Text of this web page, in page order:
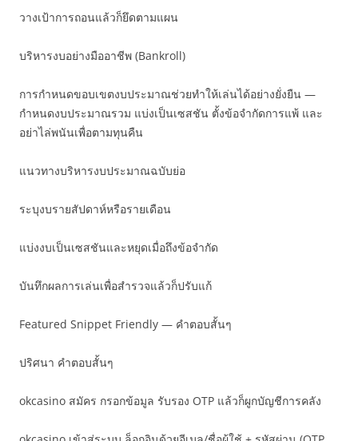
วางเป้าการถอนแล้วก็ยึดตามแผน
บริหารงบอย่างมืออาชีพ (Bankroll)
การกำหนดขอบเขตงบประมาณช่วยทำให้เล่นได้อย่างยั่งยืน —
กำหนดงบประมาณรวม แบ่งเป็นเซสชัน ตั้งข้อจำกัดการแพ้ และ
อย่าไล่พนันเพื่อตามทุนคืน
แนวทางบริหารงบประมาณฉบับย่อ
ระบุงบรายสัปดาห์หรือรายเดือน
แบ่งงบเป็นเซสชันและหยุดเมื่อถึงข้อจำกัด
บันทึกผลการเล่นเพื่อสำรวจแล้วก็ปรับแก้
Featured Snippet Friendly — คำตอบสั้นๆ
ปริศนา คำตอบสั้นๆ
okcasino สมัคร กรอกข้อมูล รับรอง OTP แล้วก็ผูกบัญชีการคลัง